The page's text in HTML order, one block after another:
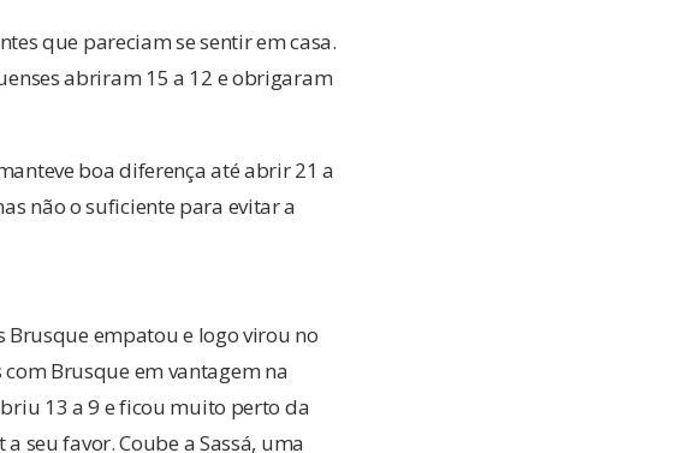
que pareciam se sentir em casa.
abriram 15 a 12 e obrigaram
boa diferença até abrir 21 a
não o suficiente para evitar a
Brusque empatou e logo virou no
Brusque em vantagem na
13 a 9 e ficou muito perto da
seu favor. Coube a Sassá, uma